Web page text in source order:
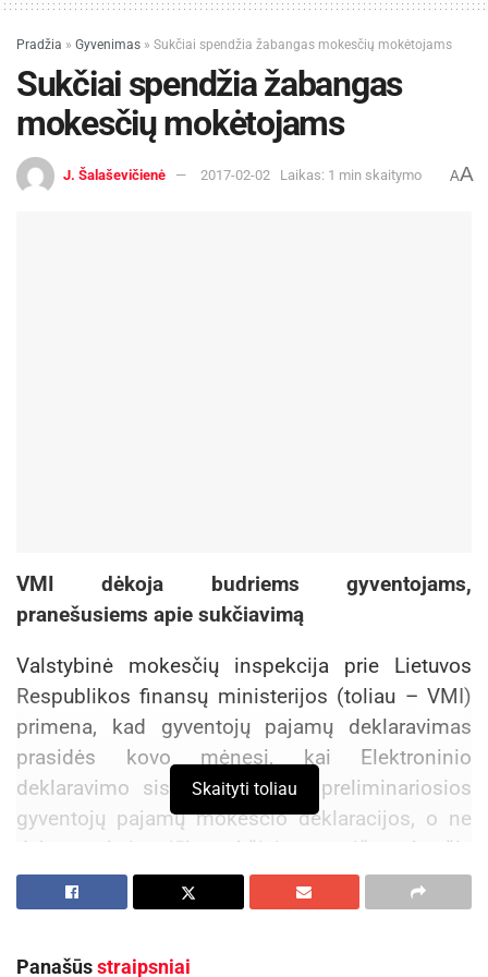
Pradžia » Gyvenimas » Sukčiai spendžia žabangas mokesčių mokėtojams
Sukčiai spendžia žabangas
mokesčių mokėtojams
J. Šalaševičienė 2017-02-02 Laikas: 1 min skaitymo AA
VMI dėkoja budriems gyventojams,
pranešusiems apie sukčiavimą
Valstybinė mokesčių inspekcija prie Lietuvos
Respublikos finansų ministerijos (toliau – VMI)
primena, kad gyventojų pajamų deklaravimas
prasidės kovo mėnesį, kai Elektroninio
deklaravimo sistemoje atsiras preliminariosios
gyventojų pajamų mokesčio deklaracijos, o ne
dabar – kaip siūlo sukčiai, neva iš mokesčių
inspekcijos siunčiantys elektroninius laiškus,
susigrąžinti „pertekliu mokėjima“.
Aktualios naujienos
Skaityti toliau
Panašūsstraipsniai